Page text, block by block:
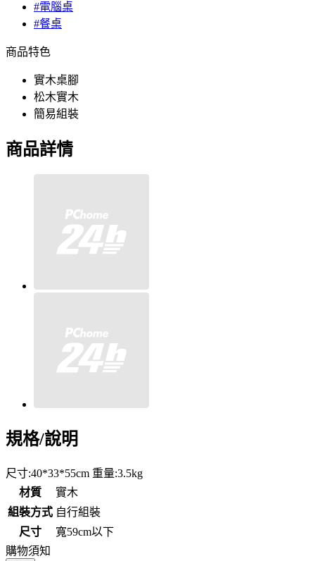
#電腦桌
#餐桌
商品特色
實木桌腳
松木實木
簡易組裝
商品詳情
規格/說明
尺寸:40*33*55cm 重量:3.5kg
材質
實木
組裝方式 自行組裝
尺寸
寬59cm以下
購物須知